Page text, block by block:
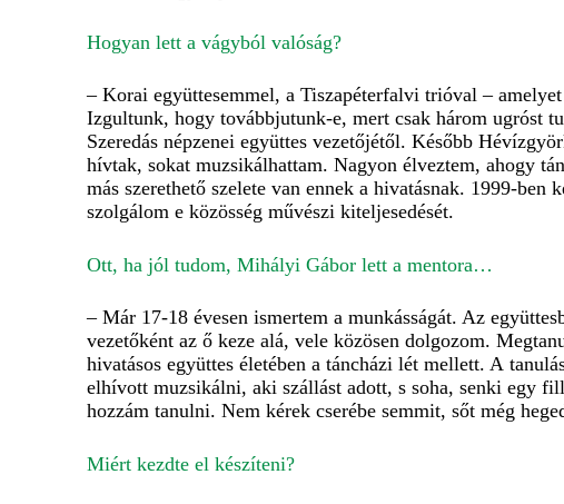
Hogyan lett a vágyból valóság?
– Korai együttesemmel, a Tiszapéterfalvi trióval –
Izgultunk, hogy továbbjutunk-e, mert csak három ugróst
Szeredás népzenei együttes vezetőjétől. Később
hívtak, sokat muzsikálhattam. Nagyon élveztem, ahogy
más szerethető szelete van ennek a hivatásnak. 1999-
szolgálom e közösség művészi kiteljesedését.
Ott, ha jól tudom, Mihályi Gábor lett a mentora…
– Már 17-18 évesen ismertem a munkásságát. Az
vezetőként az ő keze alá, vele közösen dolgozom.
hivatásos együttes életében a táncházi lét mellett. A
elhívott muzsikálni, aki szállást adott, s soha, senki egy
hozzám tanulni. Nem kérek cserébe semmit, sőt még
Miért kezdte el készíteni?